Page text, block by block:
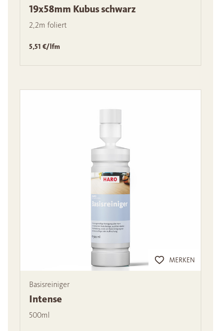
19x58mm Kubus schwarz
2,2m foliert
5,51 €/lfm
MERKEN
Basisreiniger
Intense
500ml